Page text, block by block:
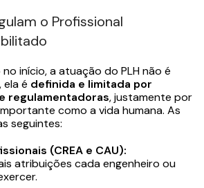
o Profissional
início, a atuação do PLH não é
ela é definida e limitada por
regulamentadoras, justamente por
como a vida humana. As
seguintes:
(CREA e CAU):
atribuições cada engenheiro ou